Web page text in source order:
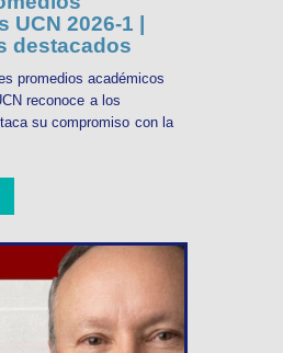
2026-1 |
destacados
promedios académicos
reconoce a los
su compromiso con la